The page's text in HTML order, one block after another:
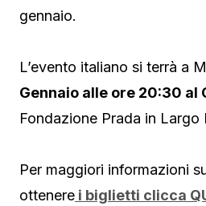
gennaio.
L’evento italiano si terrà a
Gennaio alle ore 20:30 al
Fondazione Prada in Largo
Per maggiori informazioni
ottenere i biglietti clicca